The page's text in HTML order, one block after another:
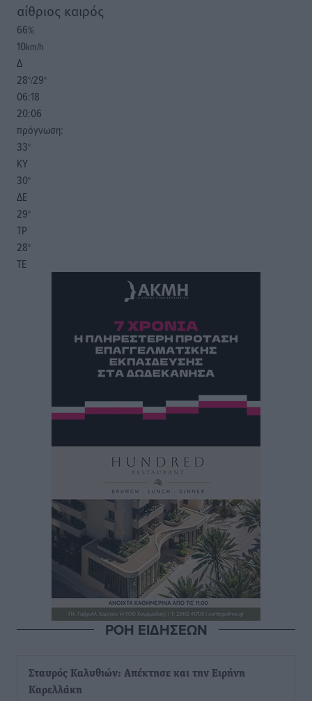
αίθριος καιρός
66%
10km/h
Δ
28°/29°
06:18
20:06
πρόγνωση:
33°
ΚΥ
30°
ΔΕ
29°
ΤΡ
28°
ΤΕ
ΡΟΗ ΕΙΔΗΣΕΩΝ
Σταυρός Καλυθιών: Απέκτησε και την Ειρήνη
Καρελλάκη